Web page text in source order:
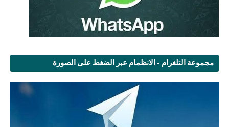
مجموعة التلغرام - الانظمام عبر الضغط على الصورة